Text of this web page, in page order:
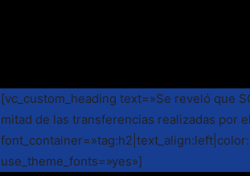
[vc_custom_heading text=»Se reveló que
mitad de las transferencias realizadas por
use_theme_fonts=»yes»]